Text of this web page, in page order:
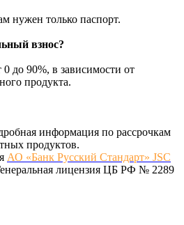
нужен только паспорт.
взнос?
до 90%, в зависимости от
продукта.
информация по рассрочкам
продуктов.
АО «Банк Русский Стандарт» JSC
лицензия ЦБ РФ № 2289